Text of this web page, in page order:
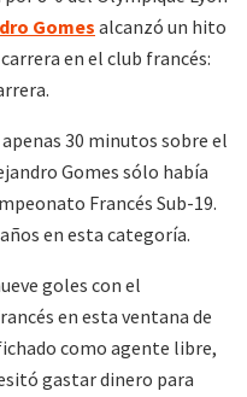
Gomes alcanzó un hito
en el club francés:
30 minutos sobre el
Gomes sólo había
Francés Sub-19.
en esta categoría.
goles con el
en esta ventana de
como agente libre,
gastar dinero para